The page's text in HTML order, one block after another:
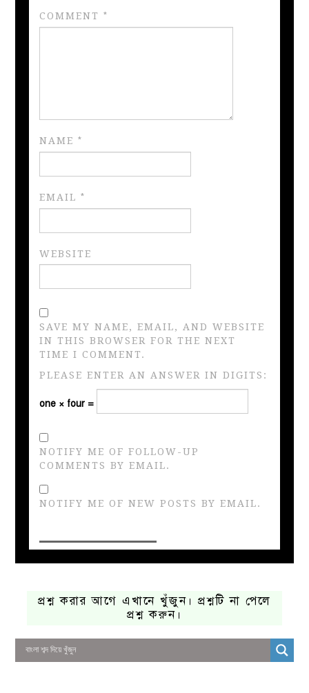
COMMENT*
NAME*
EMAIL*
WEBSITE
SAVE MY NAME, EMAIL, AND WEBSITE
IN THIS BROWSER FOR THE NEXT
TIME I COMMENT.
PLEASE ENTER AN ANSWER IN DIGITS:
one × four =
NOTIFY ME OF FOLLOW-UP
COMMENTS BY EMAIL.
NOTIFY ME OF NEW POSTS BY EMAIL.
প্রশ্ন করার আগে এখানে খুঁজুন। প্রশ্নটি না পেলে
প্রশ্ন করুন।